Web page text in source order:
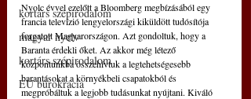
kortárs szépirodalom
magyar nyelv
kortárs szépirodalom
EU bürokrácia
Nyolc évvel ezelőtt a Bloomberg megbízásából egy
francia televízió lengyelországi kiküldött tudósítója
forgatott Magyarországon. Azt gondoltuk, hogy a
Baranta érdekli őket. Az akkor még létező
központunkba összehívtuk a legtehetségesebb
barantásokat a környékbeli csapatokból és
megpróbáltuk a legjobb tudásunkat nyújtani. Kiváló